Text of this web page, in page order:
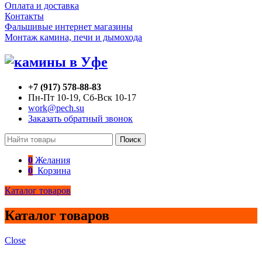
Оплата и доставка
Контакты
Фальшивые интернет магазины
Монтаж камина, печи и дымохода
+7 (917) 578-88-83
Пн-Пт 10-19, Сб-Вск 10-17
work@pech.su
Заказать обратный звонок
Поиск
0 Желания
0 Корзина
Каталог товаров
Каталог товаров
Close